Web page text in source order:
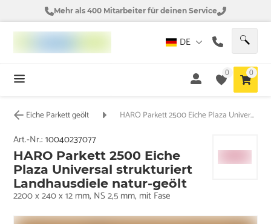
Mehr als 400 Mitarbeiter für deinen Service
DE
0 0
Eiche Parkett geölt HARO Parkett 2500 Eiche Plaza Universal strukturiert Landhausdiele natur-geölt
Art.-Nr.:10040237077
HARO Parkett 2500 Eiche
Plaza Universal strukturiert
Landhausdiele natur-geölt
2200 x 240 x 12 mm, NS 2,5 mm, mit Fase